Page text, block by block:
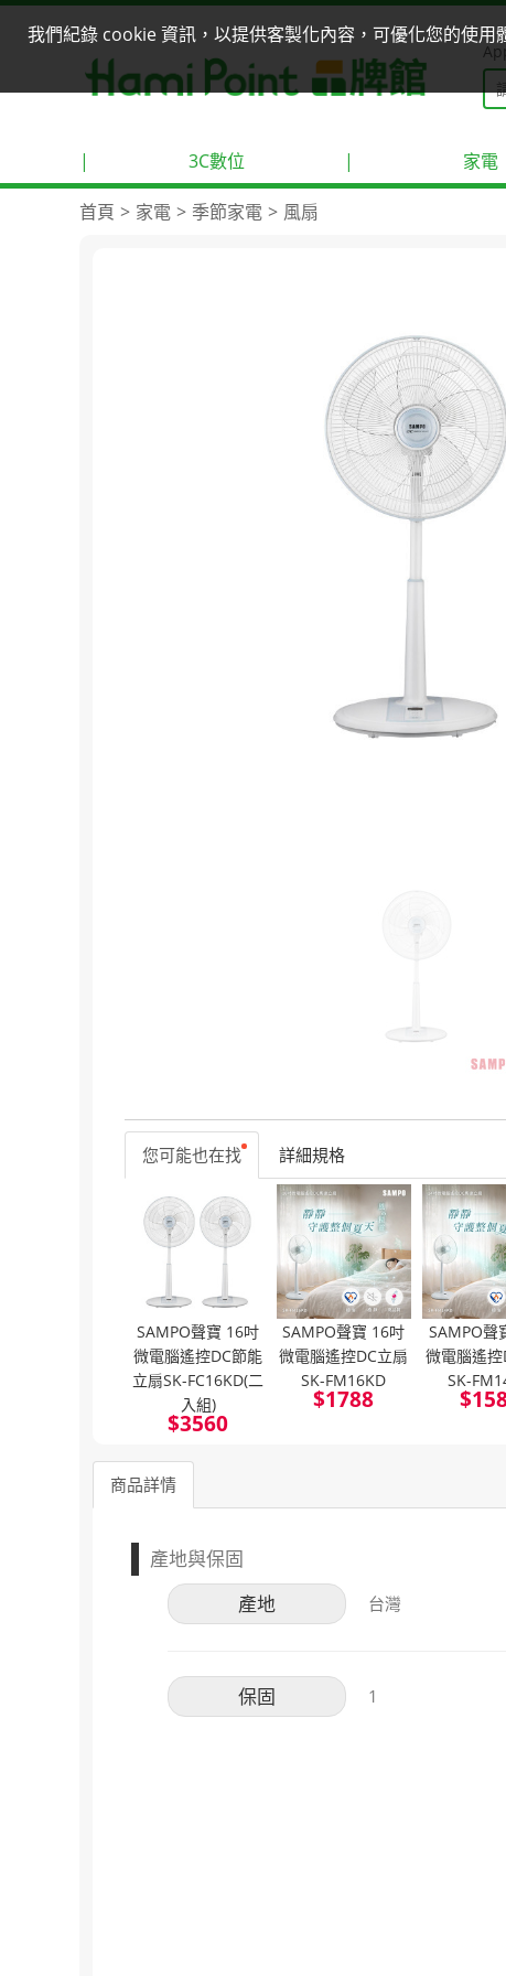
我們紀錄 cookie 資訊，以提供客製化內容，可優化您的使
| 3C數位 | 家電
首頁 家電 季節家電 風扇
您可能也在找 詳細規格
SAMPO聲寶 16吋
微電腦遙控DC節能
立扇SK-FC16KD(二
入組)
$3560
SAMPO聲寶 16吋
微電腦遙控DC立扇
SK-FM16KD
$1788
SAMPO聲
微電腦遙控
SK-
$
商品詳情
產地與保固
產地
台灣
保固 1